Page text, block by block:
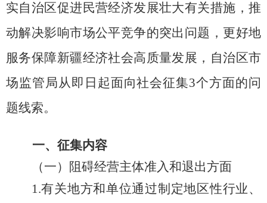
实自治区促进民营经济发展壮大有关措施，推
动解决影响市场公平竞争的突出问题，更好地
服务保障新疆经济社会高质量发展，自治区市
场监管局从即日起面向社会征集3个方面的问
题线索。
一、征集内容
（一）阻碍经营主体准入和退出方面
1.有关地方和单位通过制定地区性行业、